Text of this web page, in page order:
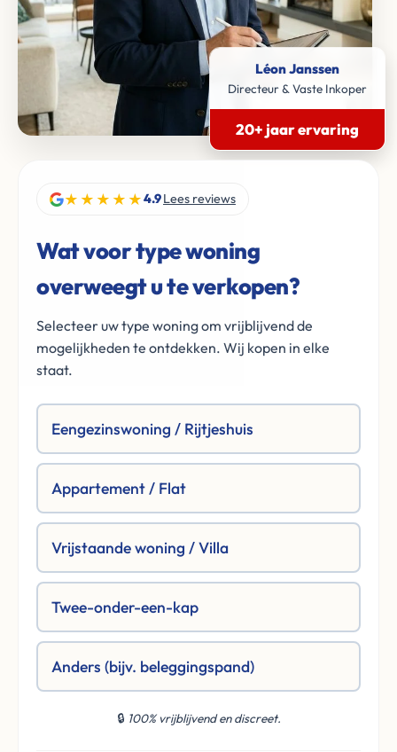
Léon Janssen
Directeur & Vaste Inkoper
20+ jaar ervaring
★★★★★4.9Lees reviews
Wat voor type woning
overweegt u te verkopen?
Selecteer uw type woning om vrijblijvend de
mogelijkheden te ontdekken. Wij kopen in elke
staat.
Eengezinswoning / Rijtjeshuis
Appartement / Flat
Vrijstaande woning / Villa
Twee-onder-een-kap
Anders (bijv. beleggingspand)
🔒 100% vrijblijvend en discreet.